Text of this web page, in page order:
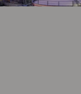
Xpara área de transferência